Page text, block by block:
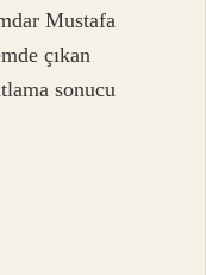
Mustafa
çıkan
sonucu